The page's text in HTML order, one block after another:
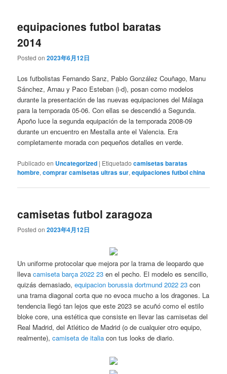
equipaciones futbol baratas
2014
Posted on2023年6月12日
Los futbolistas Fernando Sanz, Pablo González Couñago, Manu
Sánchez, Arnau y Paco Esteban (i-d), posan como modelos
durante la presentación de las nuevas equipaciones del Málaga
para la temporada 05-06. Con ellas se descendió a Segunda.
Apoño luce la segunda equipación de la temporada 2008-09
durante un encuentro en Mestalla ante el Valencia. Era
completamente morada con pequeños detalles en verde.
Publicado en Uncategorized | Etiquetado camisetas baratas
hombre,comprar camisetas ultras sur,equipaciones futbol china
camisetas futbol zaragoza
Posted on2023年4月12日
Un uniforme protocolar que mejora por la trama de leopardo que
llevacamiseta barça 2022 23 en el pecho. El modelo es sencillo,
quizás demasiado,equipacion borussia dortmund 2022 23 con
una trama diagonal corta que no evoca mucho a los dragones. La
tendencia llegó tan lejos que este 2023 se acuñó como el estilo
bloke core, una estética que consiste en llevar las camisetas del
Real Madrid, del Atlético de Madrid (o de cualquier otro equipo,
realmente),camiseta de italia con tus looks de diario.